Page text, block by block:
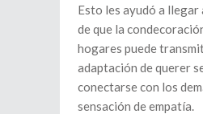
Esto les ayudó a llegar
de que la
hogares puede
adaptación de querer
conectarse con los
sensación de empatía.